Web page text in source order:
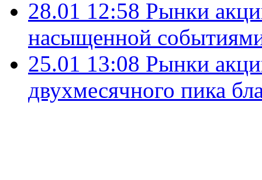
28.01 12:58 Рынки
насыщенной
25.01 13:08 Рынки
двухмесячного пика